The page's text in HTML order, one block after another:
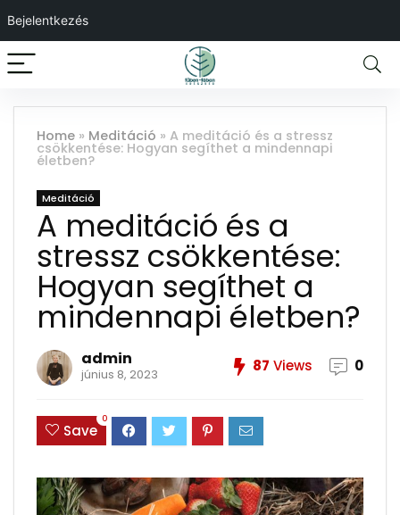
Bejelentkezés
Home » Meditáció » A meditáció és a stressz
csökkentése: Hogyan segíthet a mindennapi
életben?
Meditáció
A meditáció és a
stressz csökkentése:
Hogyan segíthet a
mindennapi életben?
admin
június 8, 2023 87 Views 0
Save
0